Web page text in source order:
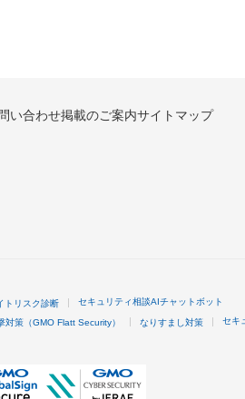
い合わせ掲載のご案内サイトマップ
トリスク診断 セキュリティ相談AIチャットボット
対策（GMO Flatt Security） なりすまし対策 セキ